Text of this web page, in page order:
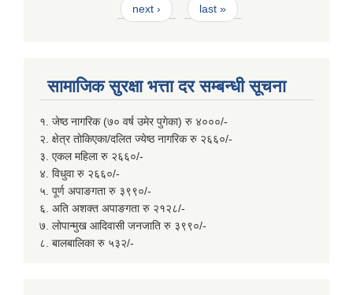
next › last »
सामाजिक सुरक्षा भत्ता दर सम्बन्धी सूचना
१. जेष्ठ नागरिक (७० वर्ष उमेर पुगेका) रु ४०००/-
२. क्षेत्र तोकिएका/दलित ज्येष्ठ नागरिक रु २६६०/-
३. एकल महिला रु २६६०/-
४. विधुवा रु २६६०/-
५. पूर्ण अपाङगता रु ३९९०/-
६. अति अशक्त अपाङगता रु २१२८/-
७. लोपान्मुख आदिवासी जनजाति रु ३९९०/-
८. बालबालिका रु ५३२/-